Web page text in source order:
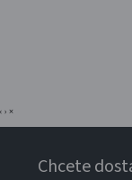
‹ › ×
Chcete